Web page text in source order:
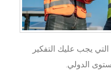
يجب عليك التفكير
الدولي.